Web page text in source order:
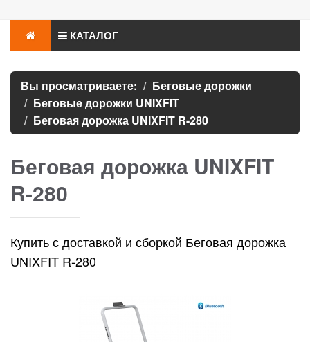
КАТАЛОГ
Вы просматриваете:
Беговые дорожки
Беговые дорожки UNIXFIT
Беговая дорожка UNIXFIT R-280
Беговая дорожка UNIXFIT
R-280
Купить с доставкой и сборкой Беговая дорожка
UNIXFIT R-280